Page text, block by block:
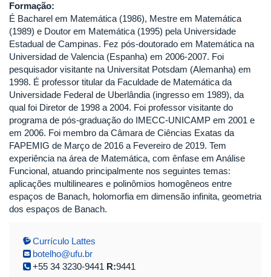
Formação:
É Bacharel em Matemática (1986), Mestre em Matemática
(1989) e Doutor em Matemática (1995) pela Universidade
Estadual de Campinas. Fez pós-doutorado em Matemática na
Universidad de Valencia (Espanha) em 2006-2007. Foi
pesquisador visitante na Universitat Potsdam (Alemanha) em
1998. É professor titular da Faculdade de Matemática da
Universidade Federal de Uberlândia (ingresso em 1989), da
qual foi Diretor de 1998 a 2004. Foi professor visitante do
programa de pós-graduação do IMECC-UNICAMP em 2001 e
em 2006. Foi membro da Câmara de Ciências Exatas da
FAPEMIG de Março de 2016 a Fevereiro de 2019. Tem
experiência na área de Matemática, com ênfase em Análise
Funcional, atuando principalmente nos seguintes temas:
aplicações multilineares e polinômios homogêneos entre
espaços de Banach, holomorfia em dimensão infinita, geometria
dos espaços de Banach.
Currículo Lattes
botelho@ufu.br
+55 34 3230-9441 R:9441